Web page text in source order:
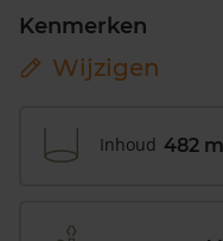
Kenmerken
Wijzigen
Inhoud 482